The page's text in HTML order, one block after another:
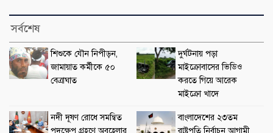
সর্বশেষ
শিশুকে যৌন নিপীড়ন,
জামায়াত কর্মীকে ৫০
বেত্রাঘাত
দুর্ঘটনায় পড়া
মাইক্রোবাসের ভিডিও
করতে গিয়ে আরেক
মাইক্রো খাদে
নদী দূষণ রোধে সমন্বিত
পদক্ষেপ গ্রহণে অবহেলার
বাংলাদেশের ২৩তম
রাষ্ট্রপতি নির্বাচন আগামী